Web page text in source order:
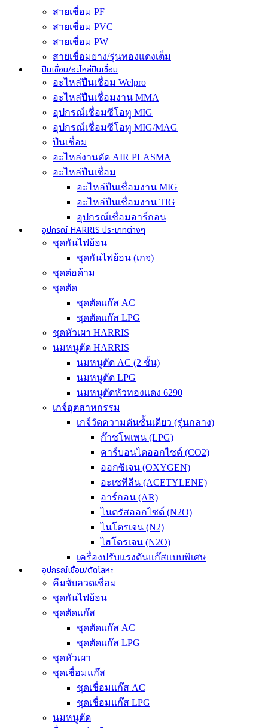
สายเชื่อม PF
สายเชื่อม PVC
สายเชื่อม PW
สายเชื่อมยาง/รุ่นทองแดงเต็ม
ปืนเชื่อม/อะไหล่ปืนเชื่อม
อะไหล่ปืนเชื่อม Welpro
อะไหล่ปืนเชื่อมงาน MMA
อุปกรณ์เชื่อมซีโอทู MIG
อุปกรณ์เชื่อมซีโอทู MIG/MAG
ปืนเชื่อม
อะไหล่งานตัด AIR PLASMA
อะไหล่ปืนเชื่อม
อะไหล่ปืนเชื่อมงาน MIG
อะไหล่ปืนเชื่อมงาน TIG
อุปกรณ์เชื่อมอาร์กอน
อุปกรณ์ HARRIS ประเภทต่างๆ
ชุดกันไฟย้อน
ชุดกันไฟย้อน (เกจ)
ชุดต่อด้าม
ชุดตัด
ชุดตัดแก๊ส AC
ชุดตัดแก๊ส LPG
ชุดหัวเผา HARRIS
นมหนูตัด HARRIS
นมหนูตัด AC (2 ชั้น)
นมหนูตัด LPG
นมหนูตัดหัวทองแดง 6290
เกจ์อุตสาหกรรม
เกจ์วัดความดันชั้นเดียว (รุ่นกลาง)
ก๊าซโพเพน (LPG)
คาร์บอนไดออกไซด์ (CO2)
ออกซิเจน (OXYGEN)
อะเซทีลีน (ACETYLENE)
อาร์กอน (AR)
ไนตรัสออกไซด์ (N2O)
ไนโตรเจน (N2)
ไฮโดรเจน (N2O)
เครื่องปรับแรงดันแก๊สแบบพิเศษ
อุปกรณ์เชื่อม/ตัดโลหะ
คีมจับลวดเชื่อม
ชุดกันไฟย้อน
ชุดตัดแก๊ส
ชุดตัดแก๊ส AC
ชุดตัดแก๊ส LPG
ชุดหัวเผา
ชุดเชื่อมแก๊ส
ชุดเชื่อมแก๊ส AC
ชุดเชื่อมแก๊ส LPG
นมหนูตัด